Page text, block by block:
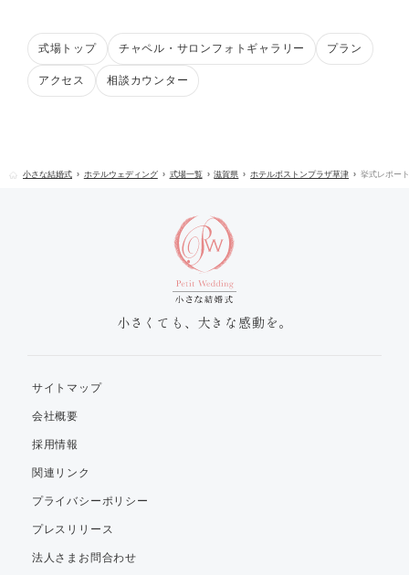
式場トップ チャペル・サロンフォトギャラリー プラン
アクセス 相談カウンター
小さな結婚式 ホテルウェディング 式場一覧 滋賀県 ホテルボストンプラザ草津 挙式レポー
小さくても、大きな感動を。
サイトマップ
会社概要
採用情報
関連リンク
プライバシーポリシー
プレスリリース
法人さまお問合わせ